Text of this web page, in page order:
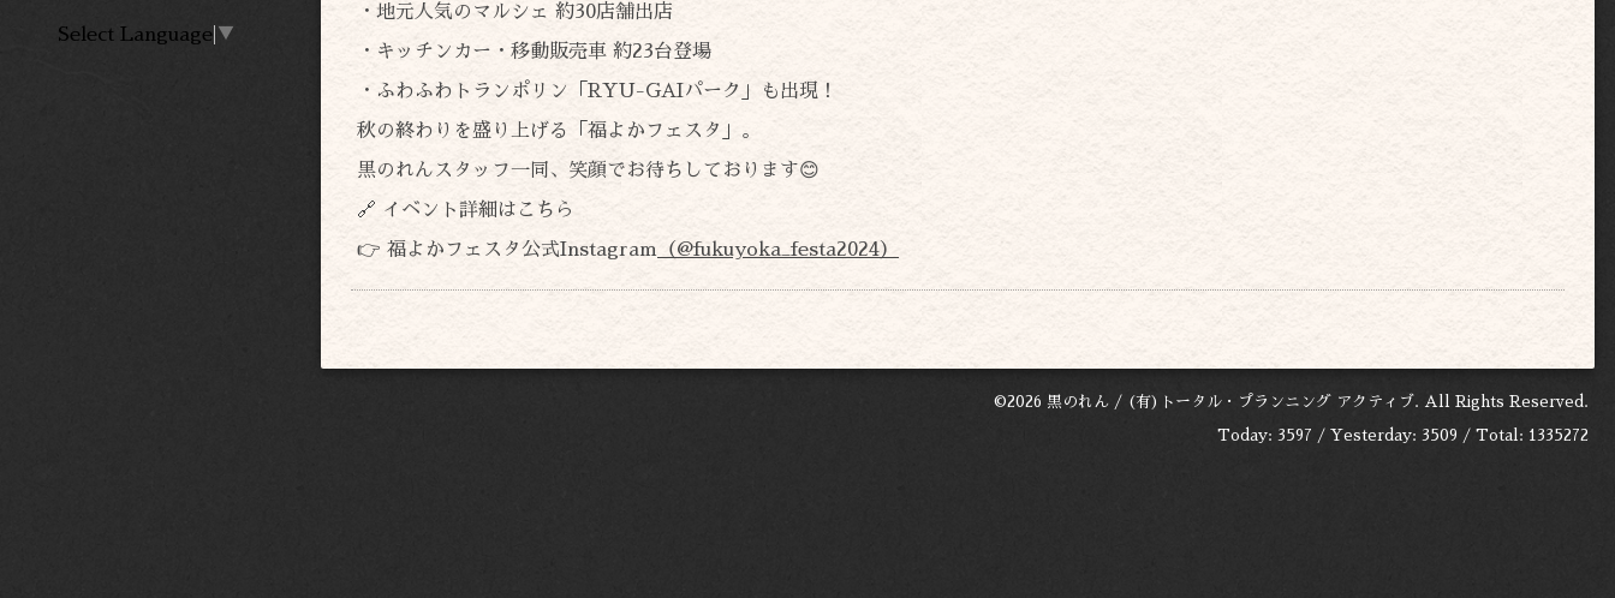
・地元人気のマルシェ 約30店舗出店
・キッチンカー・移動販売車 約23台登場
・ふわふわトランポリン「RYU-GAIパーク」も出現！
秋の終わりを盛り上げる「福よかフェスタ」。
黒のれんスタッフ一同、笑顔でお待ちしております😊
🔗 イベント詳細はこちら
👉 福よかフェスタ公式Instagram （@fukuyoka_festa2024）
©2026 黒のれん / (有)トータル・プランニング アクティブ . All Rights Reserved.
Today: 3597 / Yesterday: 3509 / Total: 1335272
Select Language ▼